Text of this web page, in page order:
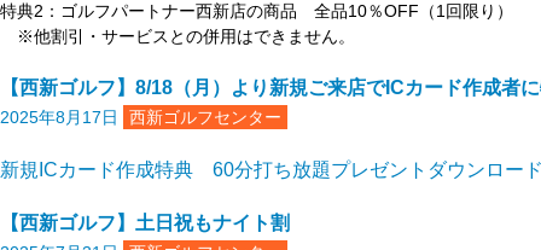
特典2：ゴルフパートナー西新店の商品 全品10％OFF（1回限り）
※他割引・サービスとの併用はできません。
【西新ゴルフ】8/18（月）より新規ご来店でICカード作成者
2025年8月17日 西新ゴルフセンター
新規ICカード作成特典 60分打ち放題プレゼント ダウンロード
【西新ゴルフ】土日祝もナイト割